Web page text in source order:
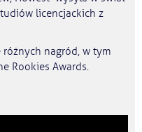
licencjackich z
różnych nagród, w tym
Rookies Awards.